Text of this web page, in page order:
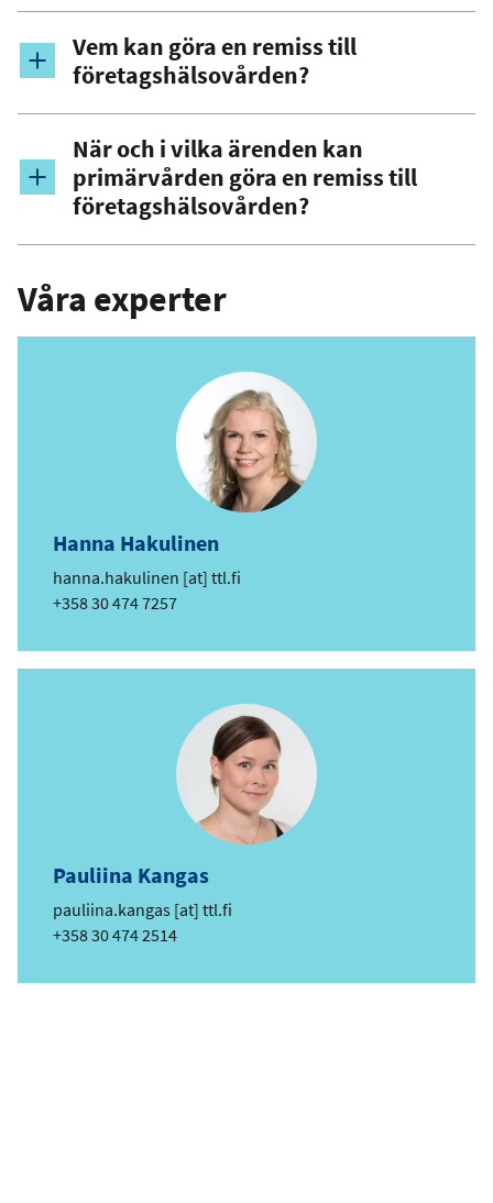
Vem kan göra en remiss till
företagshälsovården?
När och i vilka ärenden kan
primärvården göra en remiss till
företagshälsovården?
Våra experter
Hanna Hakulinen
e
-
o
hanna.hakulinen [at] ttl.fi
Telefon
+358 30 474 7257
Pauliina Kangas
e
-
o
pauliina.kangas [at] ttl.fi
Telefon
+358 30 474 2514